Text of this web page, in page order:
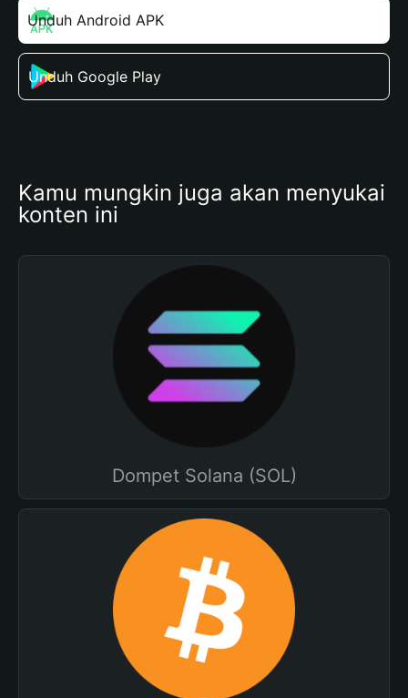
Unduh Android APK
Unduh Google Play
Kamu mungkin juga akan menyukai
konten ini
Dompet Solana (SOL)